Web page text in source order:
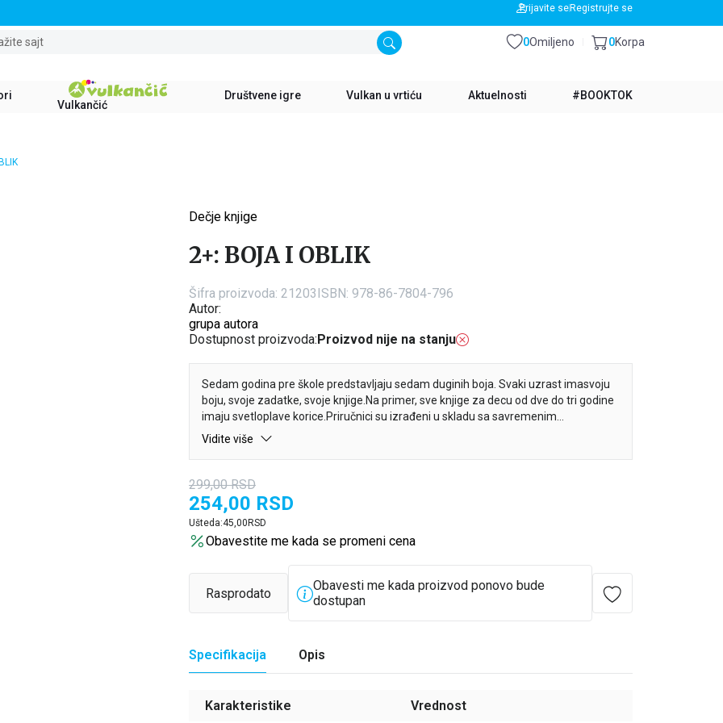
BESPLATNA DOSTAVA ZA IZNOS PREKO 3500 RSD
Prijavite se Registrujte se
sajt Omiljeno
0 Korpa
0
Vulkančić
Društvene igre Vulkan u vrtiću Aktuelnosti #BOOKTOK
Dečje knjige
2+: BOJA I OBLIK
Šifra proizvoda: 21203ISBN: 978-86-7804-796
Autor:
grupa autora
Dostupnost proizvoda:Proizvod nije na stanju
Sedam godina pre škole predstavljaju sedam duginih boja. Svaki uzrast imasvoju
boju, svoje zadatke, svoje knjige.Na primer, sve knjige za decu od dve do tri godine
imaju svetloplave korice.Priručnici su izrađeni u skladu sa savremenim
obrazovnim standardima i biće korisni i roditeljima i stručnjacima: vaspitačima,
Vidite više
299,00 RSD
254,00 RSD
Ušteda:45,00 RSD
Obavestite me kada se promeni cena
Rasprodato
Obavesti me kada proizvod ponovo bude
dostupan
Specifikacija Opis
Karakteristike Vrednost